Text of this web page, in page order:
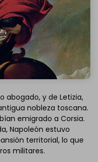
abogado, y de Letizia,
nobleza toscana.
emigrado a Corsia.
Napoleón estuvo
territorial, lo que
militares.